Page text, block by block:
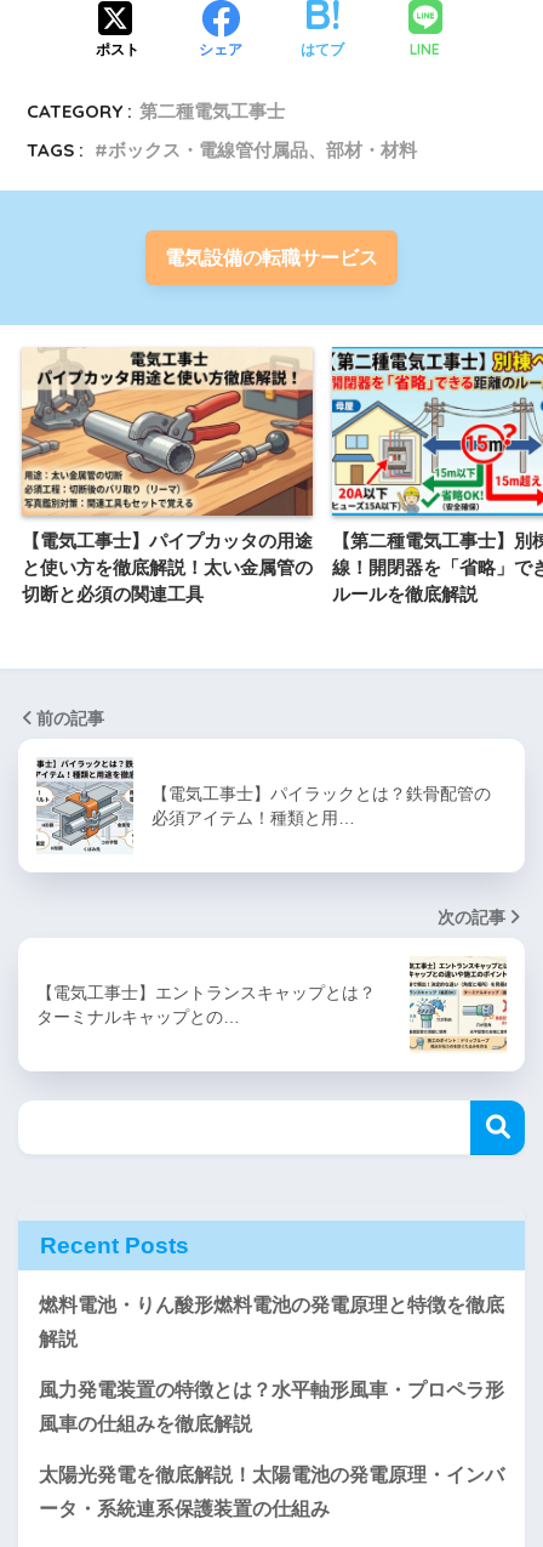
ポスト シェア はてブ LINE
CATEGORY : 第二種電気工事士
TAGS :
ボックス・電線管付属品、部材・材料
電気設備の転職サービス
【電気工事士】パイプカッタの用途
と使い方を徹底解説！太い金属管の
切断と必須の関連工具
【第二種電気工事士】別
線！開閉器を「省略」で
ルールを徹底解説
前の記事
【電気工事士】パイラックとは？鉄骨配管の
必須アイテム！種類と用…
次の記事
【電気工事士】エントランスキャップとは？
ターミナルキャップとの…
Recent Posts
燃料電池・りん酸形燃料電池の発電原理と特徴を徹底
解説
風力発電装置の特徴とは？水平軸形風車・プロペラ形
風車の仕組みを徹底解説
太陽光発電を徹底解説！太陽電池の発電原理・インバ
ータ・系統連系保護装置の仕組み